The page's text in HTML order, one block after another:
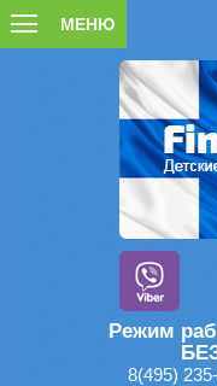
Режим
8(495)
МЕНЮ